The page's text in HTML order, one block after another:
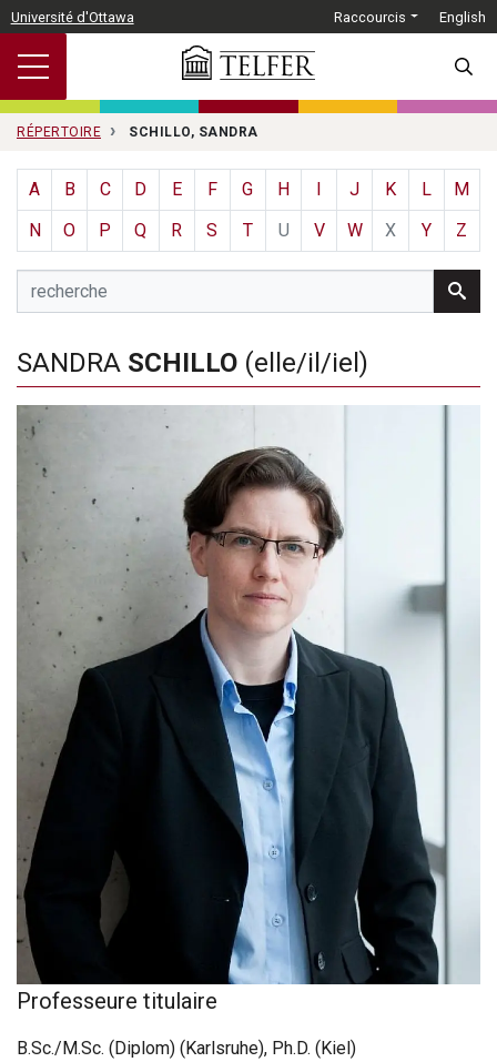
Passer au contenu principal
Université d'Ottawa Raccourcis English
RÉPERTOIRE SCHILLO, SANDRA
A B C D E F G H J K L
M
N
O P Q R S T U V W X Y Z
SANDRA SCHILLO (elle/il/iel)
Professeure titulaire
B.Sc./M.Sc. (Diplom) (Karlsruhe), Ph.D. (Kiel)